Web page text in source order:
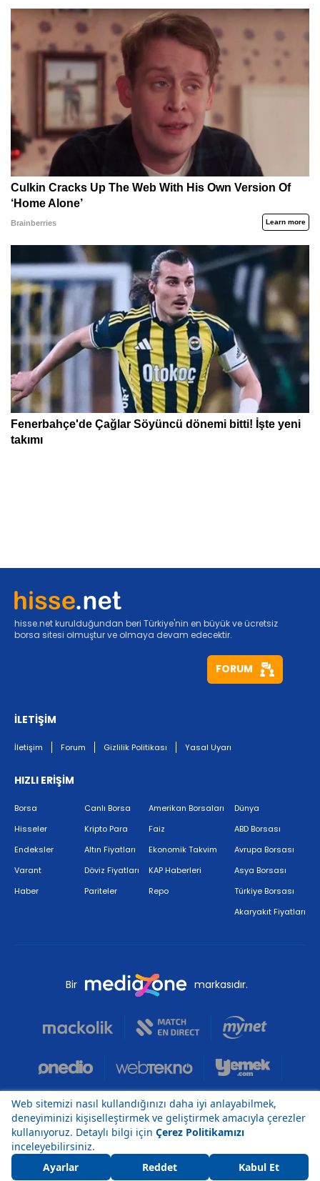
hisse.net kurulduğundan beri Türkiye'nin en büyük ve ücretsiz
borsa sitesi olmuştur ve olmaya devam edecektir.
FORUM
İLETİŞİM
İletişim Forum Gizlilik Politikası Yasal Uyarı
HIZLI ERİŞİM
Borsa
Hisseler
Endeksler
Varant
Haber
Canlı Borsa
Kripto Para
Altın Fiyatları
Döviz Fiyatları
Pariteler
Amerikan Borsaları
Faiz
Ekonomik Takvim
KAP Haberleri
Repo
Dünya
ABD Borsası
Avrupa Borsası
Asya Borsası
Türkiye Borsası
Akaryakıt Fiyatları
Bir markasıdır.